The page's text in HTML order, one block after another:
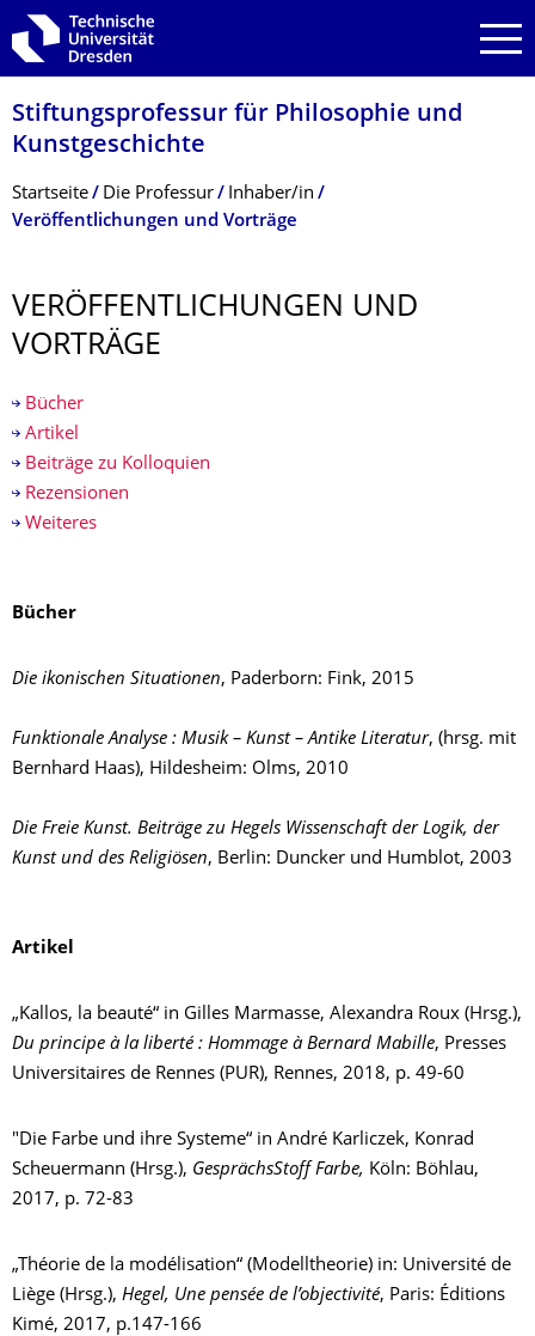
Zur Hauptnavigation springen
Zur Suche springen
Zum Inhalt springen
Stiftungsprofessur für Philosophie und
Kunstgeschichte
Breadcrumb-Menü
Startseite Die Professur
Inhaber/in
Veröffentlichungen und Vorträge
VERÖFFENTLI­CHUNGEN UND
VORTRÄGE
Bücher
Artikel
Beiträge zu Kolloquien
Rezensionen
Weiteres
Bücher
Die ikonischen Situationen, Paderborn: Fink, 2015
Funktionale Analyse : Musik – Kunst – Antike Literatur, (hrsg. mit
Bernhard Haas), Hildesheim: Olms, 2010
Die Freie Kunst. Beiträge zu Hegels Wissenschaft der Logik, der
Kunst und des Religiösen, Berlin: Duncker und Humblot, 2003
Artikel
„Kallos, la beauté“ in Gilles Marmasse, Alexandra Roux (Hrsg.),
Du principe à la liberté : Hommage à Bernard Mabille, Presses
Universitaires de Rennes (PUR), Rennes, 2018, p. 49-60
"Die Farbe und ihre Systeme“ in André Karliczek, Konrad
Scheuermann (Hrsg.), GesprächsStoff Farbe, Köln: Böhlau,
2017, p. 72-83
„Théorie de la modélisation“ (Modelltheorie) in: Université de
Liège (Hrsg.), Hegel, Une pensée de l’objectivité, Paris: Éditions
Kimé, 2017, p.147-166